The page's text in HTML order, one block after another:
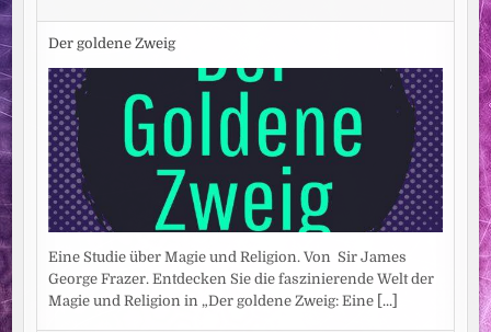
Der goldene Zweig
Eine Studie über Magie und Religion. Von Sir James
George Frazer. Entdecken Sie die faszinierende Welt der
Magie und Religion in „Der goldene Zweig: Eine [...]